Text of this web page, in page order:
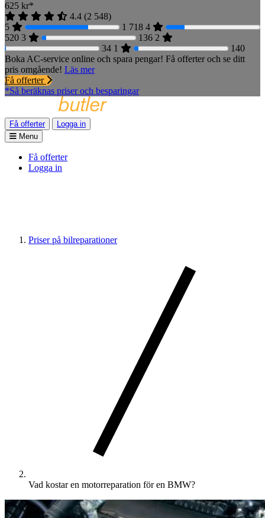
625 kr*
4.4 (2 548)
5
1 718 4
520 3 136 2
34 1
140
Boka AC-service online och spara pengar! Få offerter och se ditt
pris omgående! Läs mer
Få offerter
*Så beräknas priser och besparingar
Få offerter
Logga in
Menu
Få offerter
Logga in
Priser på bilreparationer
Vad kostar en motorreparation för en BMW?